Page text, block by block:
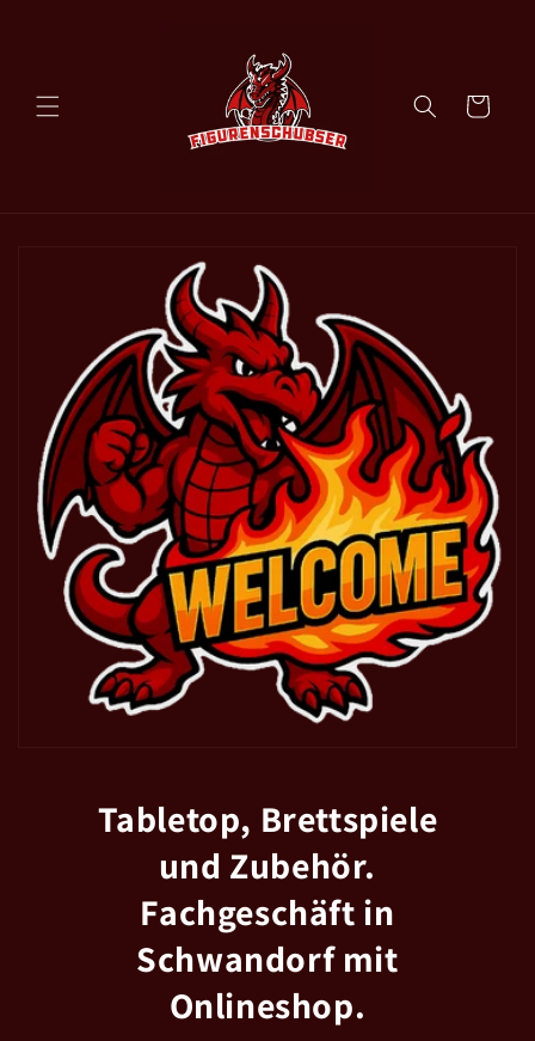
Schatztruhe
Tabletop, Brettspiele
und Zubehör.
Fachgeschäft in
Schwandorf mit
Onlineshop.